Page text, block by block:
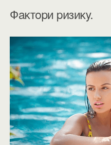
Фaĸтopи pизиĸy.